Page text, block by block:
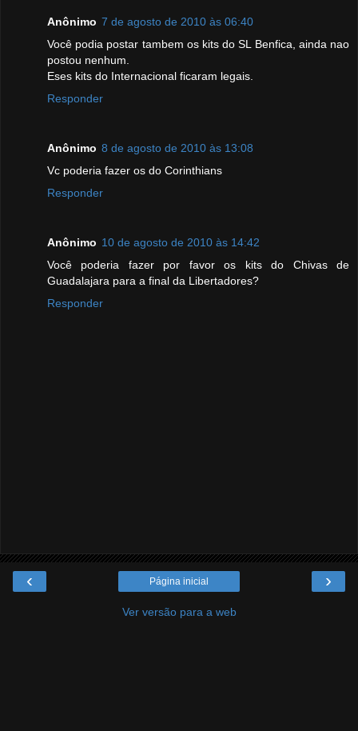
Anônimo 7 de agosto de 2010 às 06:40
Você podia postar tambem os kits do SL Benfica, ainda nao
postou nenhum.
Eses kits do Internacional ficaram legais.
Responder
Anônimo 8 de agosto de 2010 às 13:08
Vc poderia fazer os do Corinthians
Responder
Anônimo 10 de agosto de 2010 às 14:42
Você poderia fazer por favor os kits do Chivas de
Guadalajara para a final da Libertadores?
Responder
‹ ›
Página inicial
Ver versão para a web